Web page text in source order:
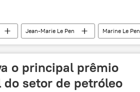
Jean-Marie Le Pen Marine Le Pen
o principal prêmio
setor de petróleo